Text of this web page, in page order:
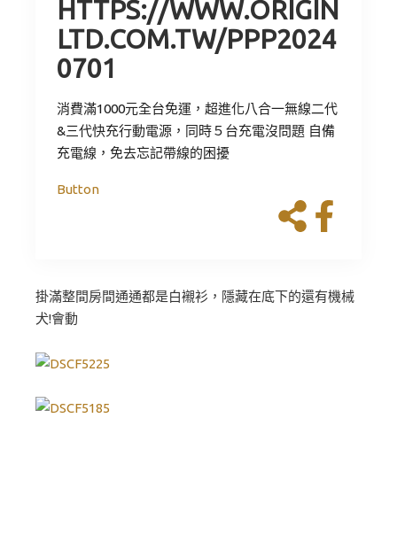
HTTPS://WWW.ORIGIN
LTD.COM.TW/PPP2024
0701
消費滿1000元全台免運，超進化八合一無線二代
&三代快充行動電源，同時５台充電沒問題 自備
充電線，免去忘記帶線的困擾
Button
掛滿整間房間通通都是白襯衫，隱藏在底下的還有機械
犬!會動